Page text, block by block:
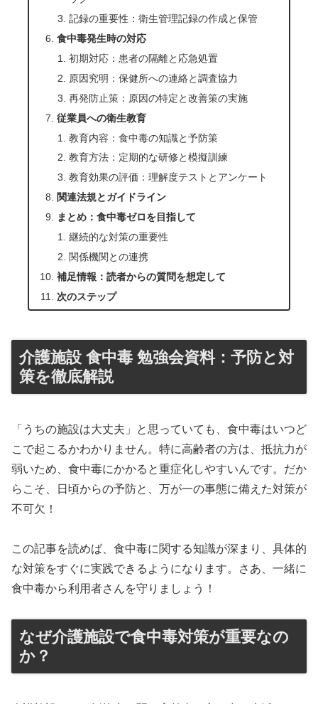
記録の重要性：衛生管理記録の作成と保管
食中毒発生時の対応
初期対応：患者の隔離と応急処置
原因究明：保健所への連絡と調査協力
再発防止策：原因の特定と改善策の実施
従業員への衛生教育
教育内容：食中毒の知識と予防策
教育方法：定期的な研修と模擬訓練
教育効果の評価：理解度テストとアンケート
関連法規とガイドライン
まとめ：食中毒ゼロを目指して
継続的な対策の重要性
関係機関との連携
補足情報：読者からの質問を想定して
次のステップ
介護施設 食中毒 勉強会資料：予防と対
策を徹底解説
「うちの施設は大丈夫」と思っていても、食中毒はいつど
こで起こるかわかりません。特に高齢者の方は、抵抗力が
弱いため、食中毒にかかると重症化しやすいんです。だか
らこそ、日頃からの予防と、万が一の事態に備えた対策が
不可欠！
この記事を読めば、食中毒に関する知識が深まり、具体的
な対策をすぐに実践できるようになります。さあ、一緒に
食中毒から利用者さんを守りましょう！
なぜ介護施設で食中毒対策が重要なの
か？